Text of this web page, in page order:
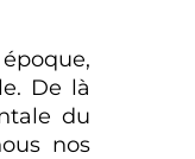
De là
du
nos